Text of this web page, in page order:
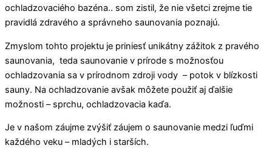
ochladzovaciého bazéna.. som zistil, že nie všetci zrejme tie
pravidlá zdravého a správneho saunovania poznajú.
Zmyslom tohto projektu je priniesť unikátny zážitok z pravého
saunovania, teda saunovanie v prírode s možnosťou
ochladzovania sa v prírodnom zdroji vody – potok v blízkosti
sauny. Na ochladzovanie avšak môžete použiť aj ďalšie
možnosti – sprchu, ochladzovacia kaďa.
Je v našom záujme zvýšiť záujem o saunovanie medzi ľuďmi
každého veku – mladých i starších.